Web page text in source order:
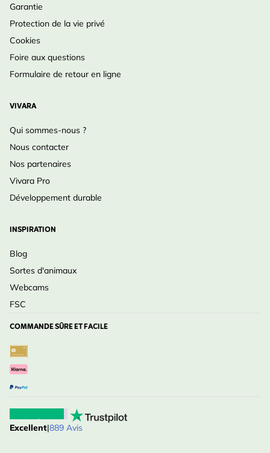
Garantie
Protection de la vie privé
Cookies
Foire aux questions
Formulaire de retour en ligne
VIVARA
Qui sommes-nous ?
Nous contacter
Nos partenaires
Vivara Pro
Développement durable
INSPIRATION
Blog
Sortes d'animaux
Webcams
FSC
COMMANDE SÛRE ET FACILE
Excellent|889 Avis